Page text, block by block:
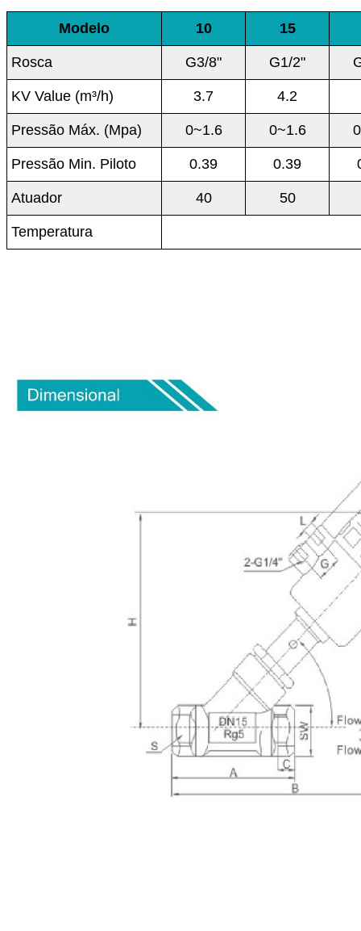
Modelo 10 15
Rosca G3/8" G1/2"
KV Value (m³/h) 3.7 4.2
Pressão Máx. (Mpa) 0~1.6 0~1.6
Pressão Min. Piloto 0.39 0.39
Atuador 40 50
Temperatura